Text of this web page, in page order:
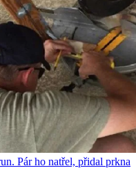
Pár ho natřel, přidal prkna